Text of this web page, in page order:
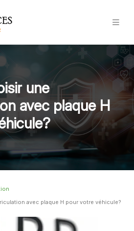
une
avec plaque H
avec plaque H pour votre véhicule?